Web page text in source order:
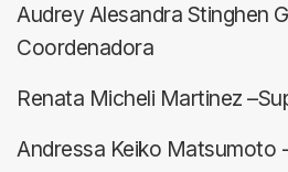
Audrey Alesandra Stinghen
Coordenadora
Renata Micheli Martinez
Andressa Keiko Matsumoto